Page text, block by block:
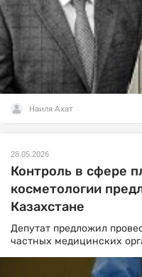
Наиля Ахат
28.05.2026
Контроль в сфере
косметологии
Казахстане
Депутат предложил
частных медицинских